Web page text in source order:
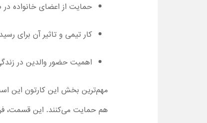
حمایت از اعضای خانواده
کار تیمی و تاثیر آن برای
اهمیت حضور والدین در
مهم‌ترین بخش این کارتون این
هم حمایت می‌کنند. این قسمت،